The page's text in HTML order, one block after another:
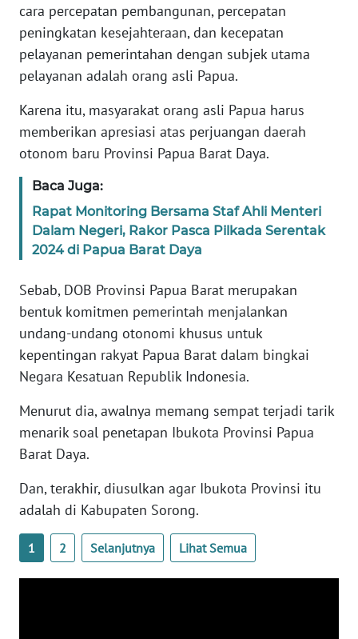
cara percepatan pembangunan, percepatan
peningkatan kesejahteraan, dan kecepatan
pelayanan pemerintahan dengan subjek utama
pelayanan adalah orang asli Papua.
Karena itu, masyarakat orang asli Papua harus
memberikan apresiasi atas perjuangan daerah
otonom baru Provinsi Papua Barat Daya.
Baca Juga:
Rapat Monitoring Bersama Staf Ahli Menteri
Dalam Negeri, Rakor Pasca Pilkada Serentak
2024 di Papua Barat Daya
Sebab, DOB Provinsi Papua Barat merupakan
bentuk komitmen pemerintah menjalankan
undang-undang otonomi khusus untuk
kepentingan rakyat Papua Barat dalam bingkai
Negara Kesatuan Republik Indonesia.
Menurut dia, awalnya memang sempat terjadi tarik
menarik soal penetapan Ibukota Provinsi Papua
Barat Daya.
Dan, terakhir, diusulkan agar Ibukota Provinsi itu
adalah di Kabupaten Sorong.
1 2 Selanjutnya Lihat Semua
Wahana
News
Regional
WN
SUMUT
JAKARTA
WN
JABAR
WN
BANTEN
WN
WN
KEPRI
PAPUA
WN
PAPUA
BARAT